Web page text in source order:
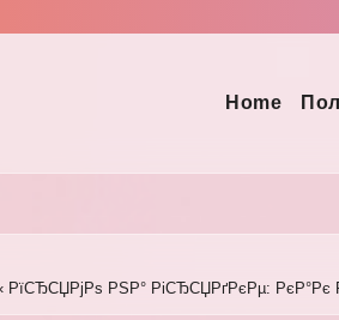
Home
РїСЂСЏРјРѕ РЅР° РіСЂСЏРґРєРµ: